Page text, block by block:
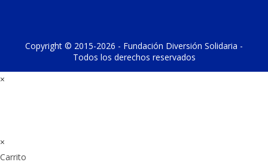
Copyright © 2015-2026 - Fundación Diversión Solidaria -
Todos los derechos reservados
×
×
Carrito